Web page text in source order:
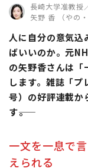
長崎大学准教授
矢野 香 （やの・
人に自分の意気込
ばいいのか。元
の矢野香さんは「
します。雑誌「
号）の好評連載か
す――。
一文を一息で
えられる